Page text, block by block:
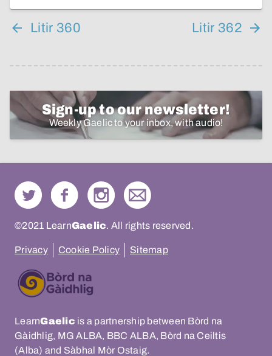
Litir 360 Litir 362
Sign-up to our newsletter!
Weekly Gaelic to your inbox, with audio!
©2021 LearnGaelic. All rights reserved.
Privacy Cookie Policy Sitemap
LearnGaelic is a partnership between Bòrd na
Gàidhlig, MG ALBA, BBC ALBA, Bòrd na Ceiltis
(Alba) and Sàbhal Mòr Ostaig.